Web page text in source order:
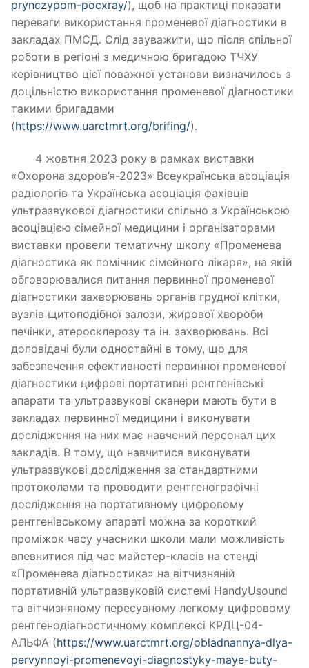
prynczypom-pocxray/), щоб на практиці показати
переваги використання променевої діагностики в
закладах ПМСД. Слід зауважити, що після спільної
роботи в регіоні з медичною бригадою ТЧХУ
керівництво цієї поважної установи визначилось з
доцільністю використання променевої діагностики
такими бригадами
(https://www.uarctmrt.org/brifing/).
4 жовтня 2023 року в рамках виставки
«Охорона здоров’я-2023» Всеукраїнська асоціація
радіологів та Українська асоціація фахівців
ультразвукової діагностики спільно з Українською
асоціацією сімейної медицини і організаторами
виставки провели тематичну школу «Променева
діагностика як помічник сімейного лікаря», на якій
обговорювалися питання первинної променевої
діагностики захворювань органів грудної клітки,
вузлів щитоподібної залози, жирової хвороби
печінки, атеросклерозу та ін. захворювань. Всі
доповідачі були одностайні в тому, що для
забезпечення ефективності первинної променевої
діагностики цифрові портативні рентгенівські
апарати та ультразвукові сканери мають бути в
закладах первинної медицини і виконувати
дослідження на них має навчений персонал цих
закладів. В тому, що навчитися виконувати
ультразвукові дослідження за стандартними
протоколами та проводити рентгенографічні
дослідження на портативному цифровому
рентгенівському апараті можна за короткий
проміжок часу учасники школи мали можливість
впевнитися під час майстер-класів на стенді
«Променева діагностика» на вітчизняній
портативній ультразвуковій системі HandyUsound
та вітчизняному пересувному легкому цифровому
рентгенодіагностичному комплексі КРДЦ-04-
АЛЬФА (https://www.uarctmrt.org/obladnannya-dlya-
pervynnoyi-promenevoyi-diagnostyky-maye-buty-